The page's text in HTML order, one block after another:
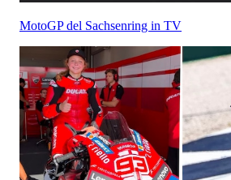
MotoGP del Sachsenring in TV